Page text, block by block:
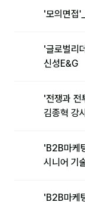
영상자료실
등급 · 포인트
공지사항
자주 묻는 질문
'모의면접
'글로벌리
신성E&G
'전쟁과 전
김종혁 강
'B2B마케
시니어 기
'B2B마케